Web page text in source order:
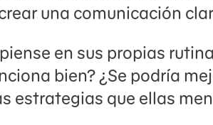
una comunicación
en sus propias
bien? ¿Se podría
estrategias que ellas